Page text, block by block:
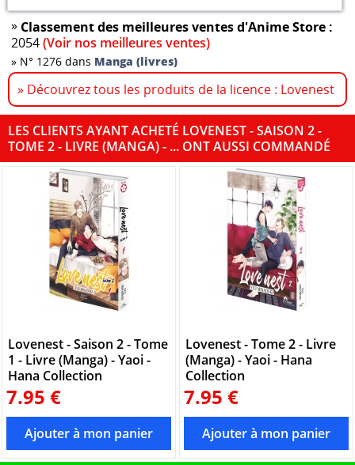
» Classement des meilleures ventes d'Anime Store :
2054(Voir nos meilleures ventes)
» N° 1276 dans Manga (livres)
» Découvrez tous les produits de la licence : Lovenest
LES CLIENTS AYANT ACHETÉ LOVENEST - SAISON 2 -
TOME 2 - LIVRE (MANGA) - ... ONT AUSSI COMMANDÉ
Lovenest - Saison 2 - Tome
1 - Livre (Manga) - Yaoi -
Hana Collection
7.95 €
Lovenest - Tome 2 - Livre
(Manga) - Yaoi - Hana
Collection
7.95 €